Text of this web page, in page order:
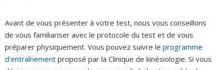
Avant de vous présenter à votre test, nous vous conseillons
de vous familiariser avec le protocole du test et de vous
préparer physiquement. Vous pouvez suivre le programme
d'entraînement proposé par la Clinique de kinésiologie. Si vous